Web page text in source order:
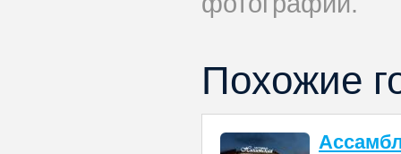
Похожие